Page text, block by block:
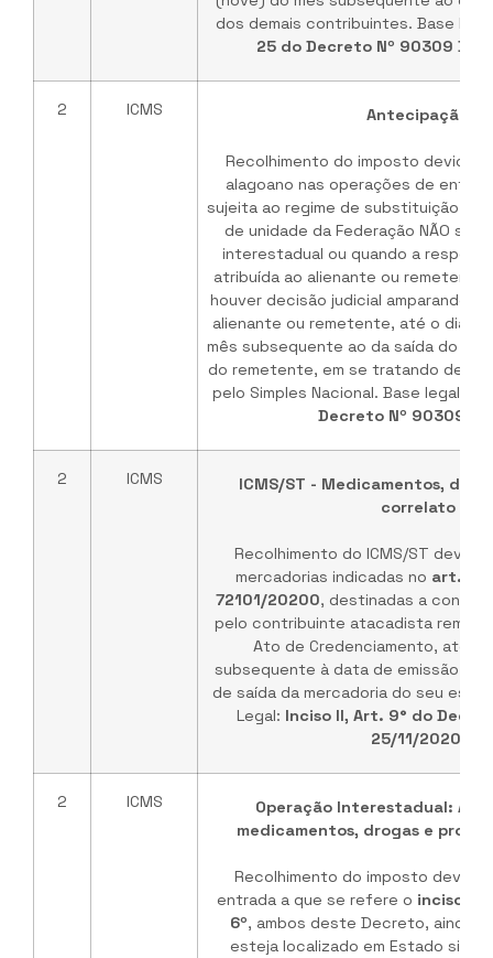
dos demais contribuintes. Base
25 do Decreto Nº 90309 DE
2 ICMS Antecipação
Recolhimento do imposto devido
alagoano nas operações de
sujeita ao regime de substituição
de unidade da Federação NÃO
interestadual ou quando a
atribuída ao alienante ou remetente,
houver decisão judicial amparando a
alienante ou remetente, até o dia 2
mês subsequente ao da saída do
do remetente, em se tratando de
pelo Simples Nacional. Base legal:
Decreto Nº 90309/
2 ICMS
ICMS/ST - Medicamentos,
correlato
Recolhimento do ICMS/ST devido
mercadorias indicadas no art. 1º
72101/20200, destinadas a
pelo contribuinte atacadista
Ato de Credenciamento, até o
subsequente à data de emissão do
de saída da mercadoria do seu
Legal: Inciso II, Art. 9° do
25/11/2020
2 ICMS
Operação Interestadual:
medicamentos, drogas e
Recolhimento do imposto devido
entrada a que se refere o inciso I
6º, ambos deste Decreto, ainda
esteja localizado em Estado